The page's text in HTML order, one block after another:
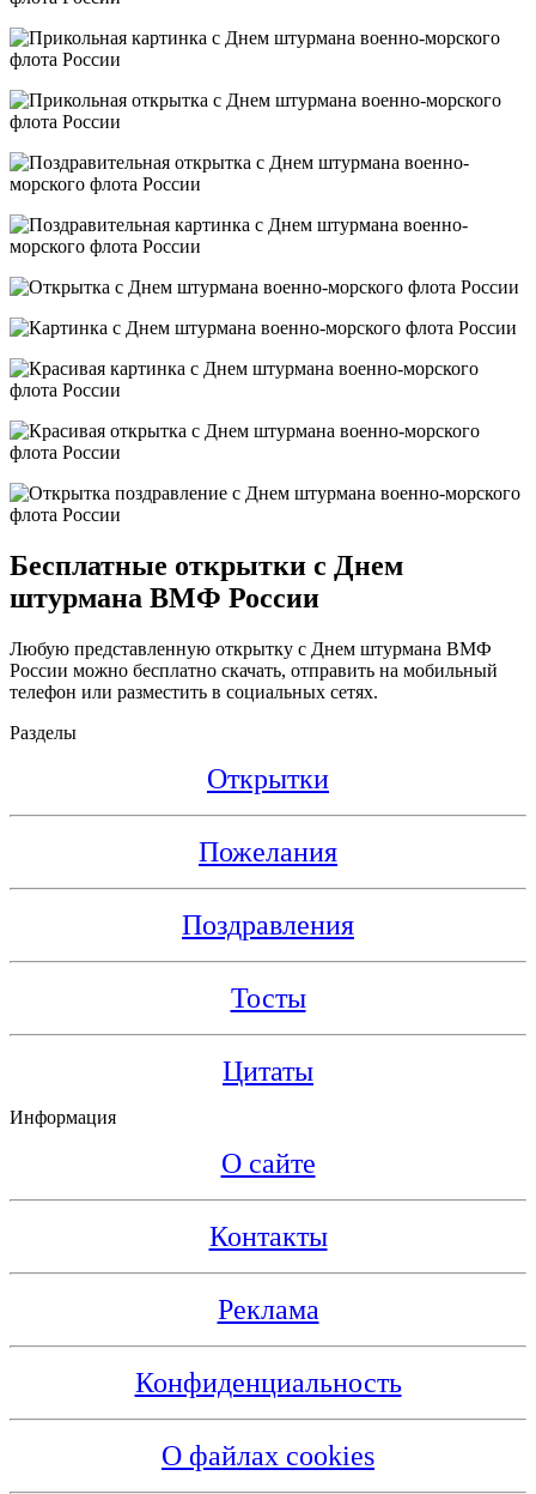
Бесплатные открытки с Днем
штурмана ВМФ России
Любую представленную открытку с Днем штурмана ВМФ
России можно бесплатно скачать, отправить на мобильный
телефон или разместить в социальных сетях.
Разделы
Открытки
Пожелания
Поздравления
Тосты
Цитаты
Информация
О сайте
Контакты
Реклама
Конфиденциальность
О файлах cookies